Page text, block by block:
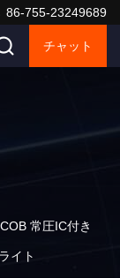
86-755-23249689
チャット
常圧IC付き
イト